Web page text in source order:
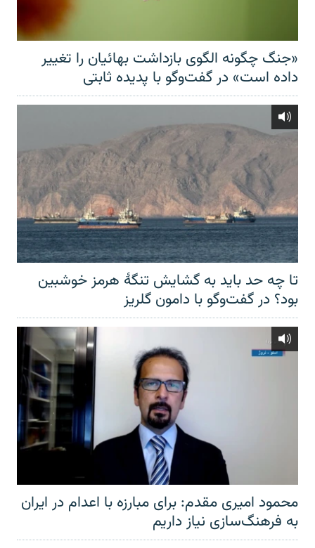
«جنگ چگونه الگوی بازداشت بهائیان را تغییر
داده است» در گفت‌وگو با پدیده ثابتی
تا چه حد باید به گشایش تنگهٔ هرمز خوشبین
بود؟ در گفت‌وگو با دامون گلریز
محمود امیری مقدم: برای مبارزه با اعدام در ایران
به فرهنگ‌سازی نیاز داریم